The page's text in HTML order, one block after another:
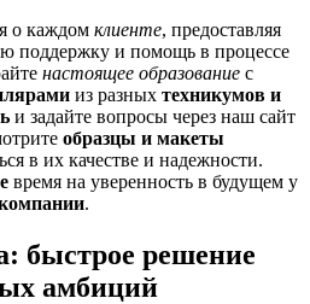
о каждом клиенте, предоставляя
поддержку и помощь в процессе
настоящее образование с
из разных техникумов и
и задайте вопросы через наш сайт
образцы и макеты
в их качестве и надежности.
время на уверенность в будущем у
.
быстрое решение
амбиций